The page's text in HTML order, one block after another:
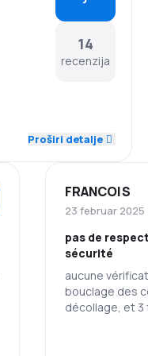
14
recenzija
4,1
4,4
4,1
Proširi detalje
FRANCOIS
23 februar 2025
pas de
sécurité
aucune
bouclage des
décollage, et 3